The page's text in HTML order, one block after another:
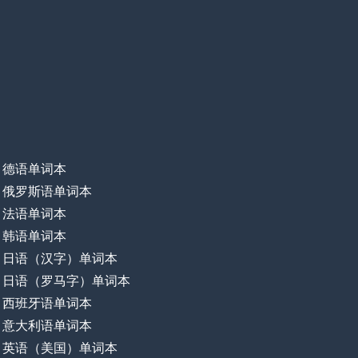
德语单词本
俄罗斯语单词本
法语单词本
韩语单词本
日语（汉字）单词本
日语（罗马字）单词本
西班牙语单词本
意大利语单词本
英语（美国）单词本